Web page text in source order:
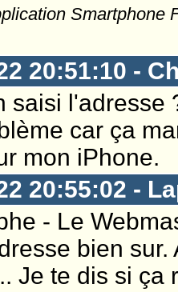
Smartphone
20:51:10 -
saisi l'adresse
car ça
mon iPhone.
20:55:02 -
- Le
bien
Je te dis si ça